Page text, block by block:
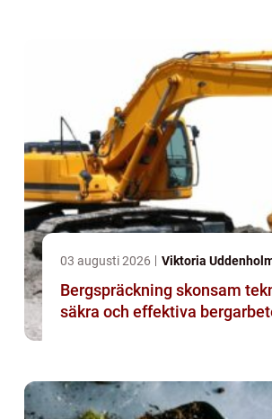
03 augusti 2026 Viktoria
Bergspräckning skonsam teknik för
säkra och effektiva